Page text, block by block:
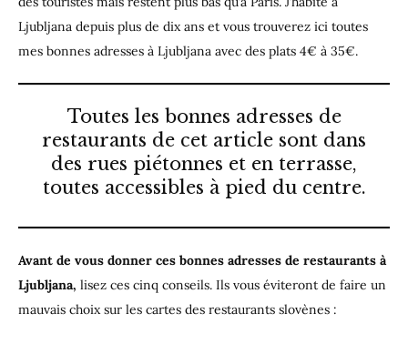
Ljubljana depuis plus de dix ans et vous trouverez ici toutes
mes bonnes adresses à Ljubljana avec des plats 4€ à 35€.
Toutes les bonnes adresses de
restaurants de cet article sont dans
des rues piétonnes et en terrasse,
toutes accessibles à pied du centre.
Avant de vous donner ces bonnes adresses de restaurants à
Ljubljana, lisez ces cinq conseils. Ils vous éviteront de faire un
mauvais choix sur les cartes des restaurants slovènes :